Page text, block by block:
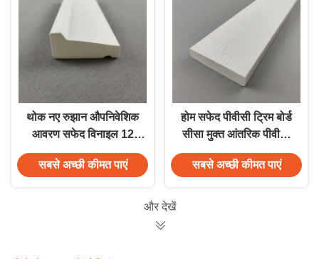
थोक नए रुझान औपनिवेशिक
आवरण सफेद विनाइल 12
फीट पीवीसी झालर बोर्ड
पीवीसी बेसबोर्ड सजावटी
सबसे अच्छी कीमत पाएं
होम सफेद पीवीसी ट्रिम बोर्ड
सीसा मुक्त आंतरिक पीवीसी
बोर्ड लकड़ी के अनाज या
बाहरी मोल्डिंग
सबसे अच्छी कीमत पाएं
और देखें